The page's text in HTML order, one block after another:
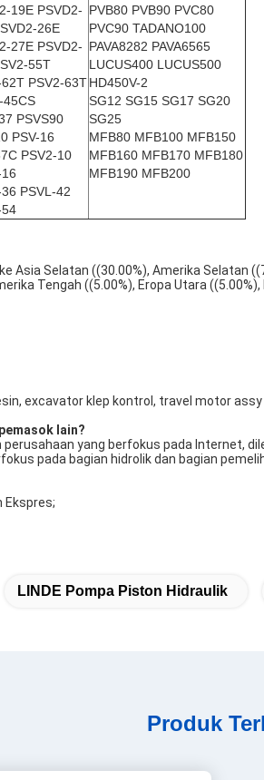
19E PSVD2-
26E
27E PSVD2-
55T
62T PSV2-63T
45CS
PSVS90
PSV-16
PSV2-10
PSVL-42
54
PVB80 PVB90 PVC80
PVC90 TADANO100
PAVA8282 PAVA6565
LUCUS400 LUCUS500
HD450V-2
SG12 SG15 SG17 SG20
SG25
MFB80 MFB100 MFB150
MFB160 MFB170 MFB180
MFB190 MFB200
Asia Selatan ((30.00%), Amerika Selatan
Tengah ((5.00%), Eropa Utara
excavator klep kontrol, travel motor assy
lain?
yang berfokus pada Internet,
pada bagian hidrolik dan bagian
Ekspres;
LINDE Pompa Piston Hidraulik
Produk